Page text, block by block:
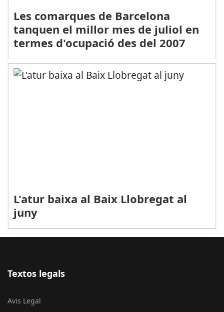
Les comarques de Barcelona
tanquen el millor mes de juliol en
termes d'ocupació des del 2007
L'atur baixa al Baix Llobregat al
juny
Textos legals
Avis Legal